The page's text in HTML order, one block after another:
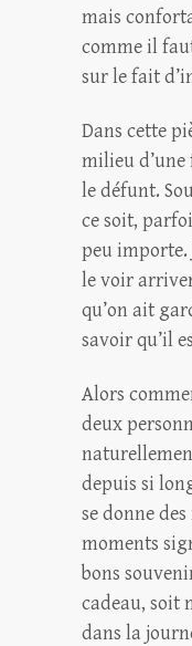
mais
comme il
sur le fait
Dans cette
milieu
le défunt.
ce soit,
peu importe.
le voir
qu’on ait
savoir qu’il
Alors
deux
depuis si
se donne
moments
bons
cadeau, soit
dans la